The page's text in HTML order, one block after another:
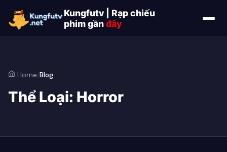
Kungfutv | Rạp chiếu
phim gầnđây
Home/Blog
Thể Loại: Horror